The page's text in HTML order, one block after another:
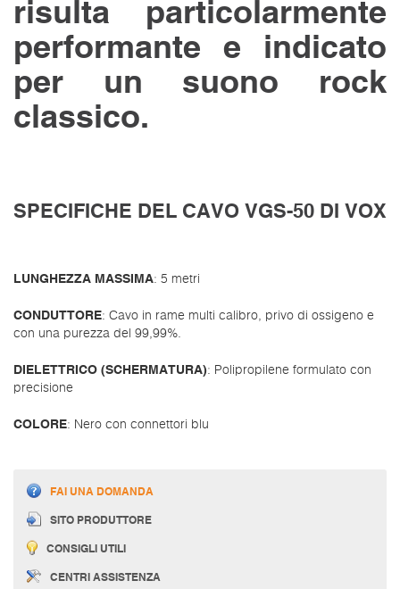
risulta particolarmente
performante e indicato
per un suono rock
classico.
SPECIFICHE DEL CAVO VGS-50 DI VOX
LUNGHEZZA MASSIMA: 5 metri
CONDUTTORE: Cavo in rame multi calibro, privo di ossigeno e
con una purezza del 99,99%.
DIELETTRICO (SCHERMATURA): Polipropilene formulato con
precisione
COLORE: Nero con connettori blu
FAI UNA DOMANDA
SITO PRODUTTORE
CONSIGLI UTILI
CENTRI ASSISTENZA